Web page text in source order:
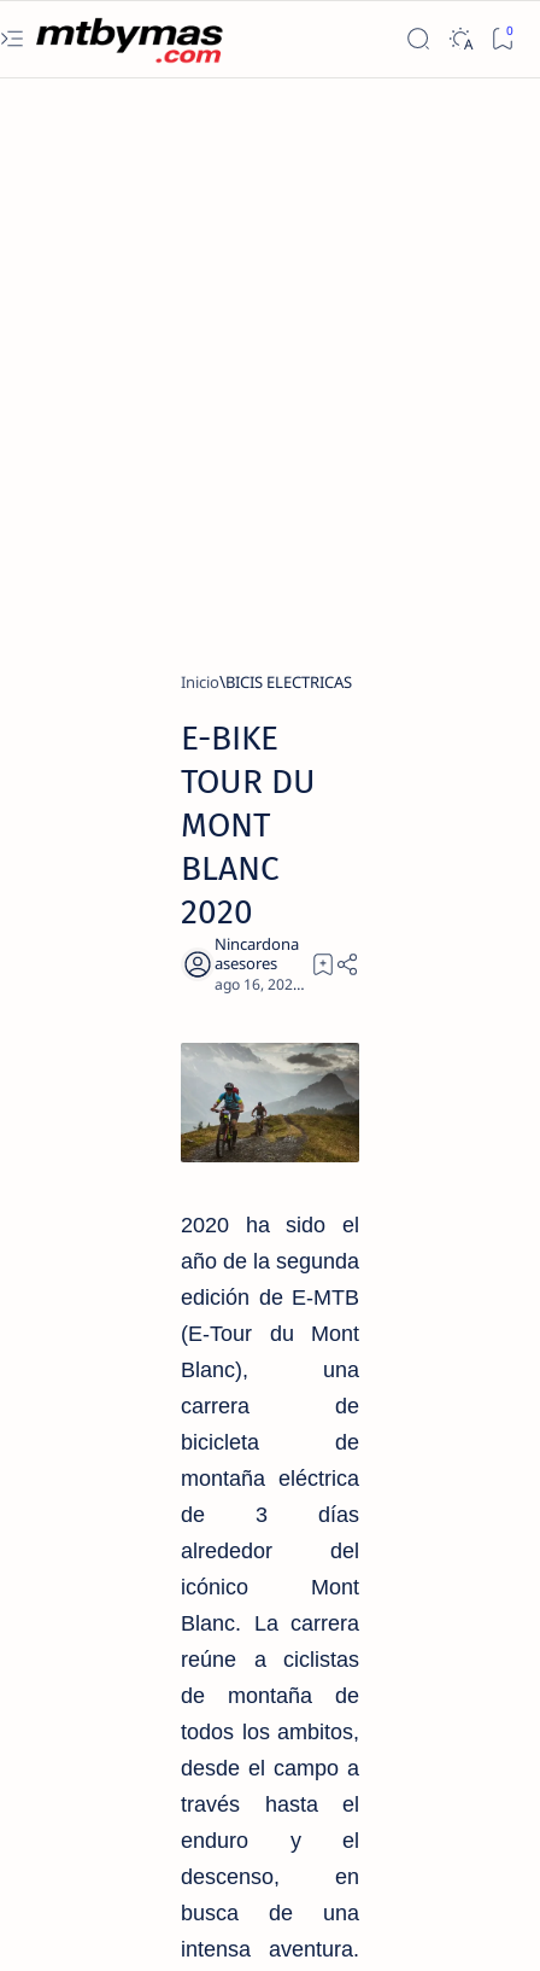
Inicio BICIS ELECTRICAS
E-BIKE
TOUR DU
MONT
BLANC
2020
2020 hasido el
año de la segunda
edición de E-MTB
(E-Tour du Mont
Blanc), una
carrera de
bicicleta de
montaña eléctrica
de 3 días
alrededor del
icónico Mont
Blanc. La carrera
reúne a ciclistas
de montaña de
todos los ambitos,
desde el campo a
través hasta el
enduro y el
descenso, en
busca de una
intensa aventura.